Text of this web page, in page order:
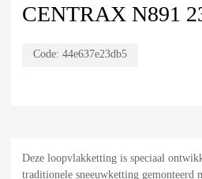
CENTRAX N891
Code: 44e637e23db5
Deze loopvlakketting is speciaal
traditionele sneeuwketting gemonteerd